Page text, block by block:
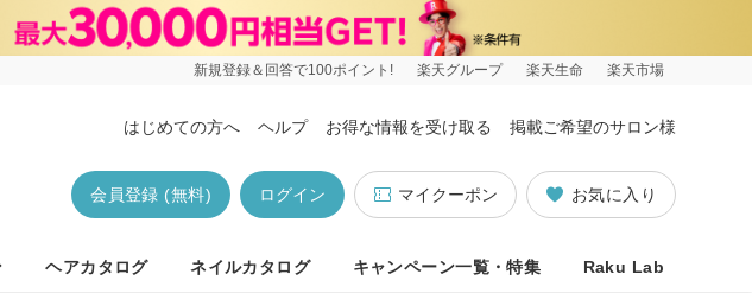
新規登録＆回答で100ポイント! 楽天グループ 楽天生命 楽天市場
はじめての方へ ヘルプ お得な情報を受け取る 掲載ご希望のサロン様
お気に入り
マイクーポン
ログイン
会員登録 (無料)
ヘアカタログ ネイルカタログ キャンペーン一覧・特集 Raku Lab